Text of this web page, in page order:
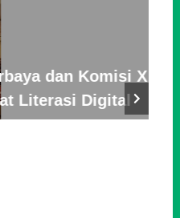
dan Komisi X
Digital